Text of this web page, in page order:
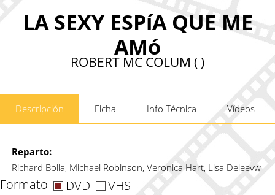
LA SEXY ESPíA QUE ME
AMó
ROBERT MC COLUM ( )
Descripción Ficha Info Técnica Vídeos
Reparto:
Richard Bolla, Michael Robinson, Veronica Hart, Lisa Deleevw
Formato DVD VHS